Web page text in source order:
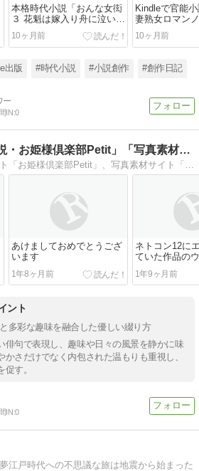
本格時代小説「おんな女衒
３ 花魁は嫁入り舟に泣い
た」出版できました！
10ヶ月前
Kindleで官能
妻熟女ロマン
な関係」出版
10ヶ月前
出版 #時代小説 #小説創作 #創作日記
IN:0
「オリジナル小説・お姫様倶楽部Petit」「写真素材・賑町…
オリジナル小説サイト「お姫様倶楽部Petit」、写真素材サイト「賑町笑劇場」の更新情報や管理人の日記・メモなどを掲載しています。
あけましておめでとうござ
います
1年8ヶ月前
ネトコン12に
ていた作品の
作が一次選考...
1年9ヶ月前
ント
多彩な趣味を融合した優しい綴り方
俳句で表現し、趣味や日々の風景を静かに味
さだけでなく内包された温もりも重視し、
す。
IN:0
江戸時代への不思議な旅は地震から始まった